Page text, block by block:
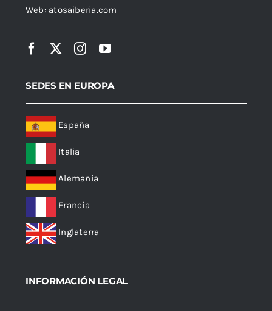
Web: atosaiberia.com
SEDES EN EUROPA
España
Italia
Alemania
Francia
Inglaterra
INFORMACIÓN LEGAL